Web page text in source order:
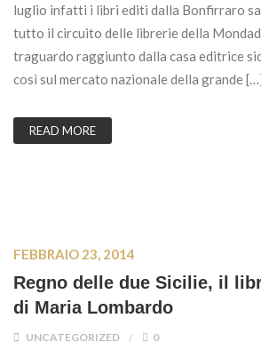
luglio infatti i libri editi dalla Bonfirraro
tutto il circuito delle librerie della
traguardo raggiunto dalla casa editrice
così sul mercato nazionale della grande
READ MORE
FEBBRAIO 23, 2014
Regno delle due Sicilie, il
di Maria Lombardo
UNCATEGORIZED 0